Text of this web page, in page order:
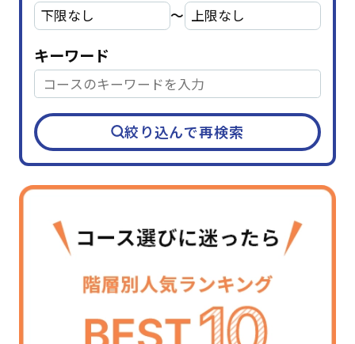
〜
キーワード
絞り込んで再検索